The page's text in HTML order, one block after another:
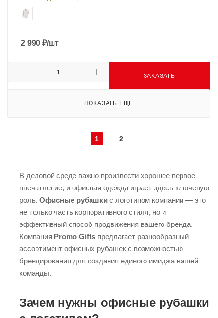
2 990 ₽/шт
ЗАКАЗАТЬ
ПОКАЗАТЬ ЕЩЕ
1 2
В деловой среде важно произвести хорошее первое
впечатление, и офисная одежда играет здесь ключевую
роль. Офисные рубашки с логотипом компании — это
не только часть корпоративного стиля, но и
эффективный способ продвижения вашего бренда.
Компания Promo Gifts предлагает разнообразный
ассортимент офисных рубашек с возможностью
брендирования для создания единого имиджа вашей
команды.
Зачем нужны офисные рубашки